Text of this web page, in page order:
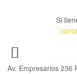
Si
Av. Empresarios 236